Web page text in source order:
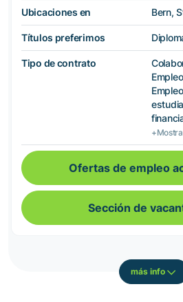
Ubicaciones en Bern,
Títulos preferimos
Tipo de contrato
Ofertas de empleo
Sección de
más info